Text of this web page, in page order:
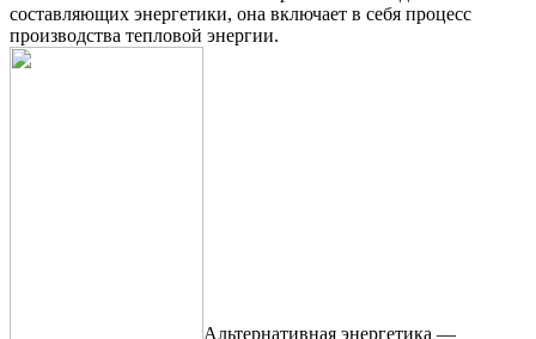
составляющих энергетики, она включает в себя процесс
производства тепловой энергии.
Альтернативная энергетика —